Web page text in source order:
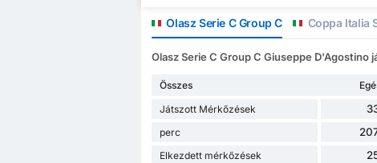
Olasz Serie C Group C Coppa Italia
Olasz Serie C Group C Giuseppe D'Agostino
Összes
Játszott Mérkőzések
perc
Elkezdett mérkőzések